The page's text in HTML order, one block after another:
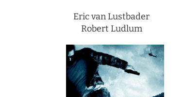
Eric van Lustbader
Robert Ludlum